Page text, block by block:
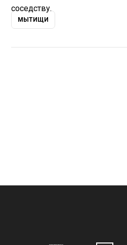
соседству.
МЫТИЩИ